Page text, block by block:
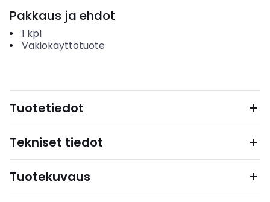
Pakkaus ja ehdot
1 kpl
Vakiokäyttötuote
Tuotetiedot
Tekniset tiedot
Tuotekuvaus